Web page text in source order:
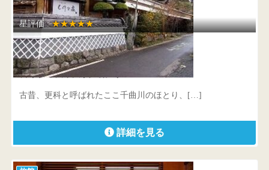
星評価 :★★★★★
千曲乃湯 しげの家
長野県 千曲市大字戸倉温泉3055
古昔、更科と呼ばれたここ千曲川のほとり、[…]
詳細を見る